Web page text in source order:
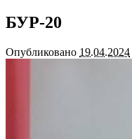
БУР-20
Опубликовано 19.04.2024